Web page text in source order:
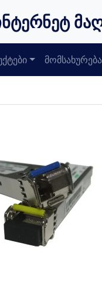
მომსახურება